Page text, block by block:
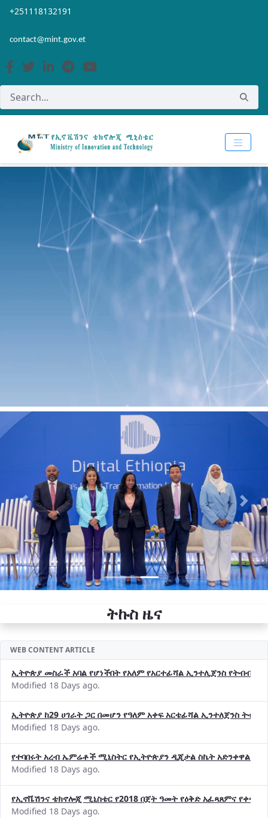
Skip to Main Content
Open Accessibility Menu
+251118132191
contact@mint.gov.et
Previous Next
ትኩስ ዜና
WEB CONTENT ARTICLE
ኢትዮጵያ መስራች አባል የሆነችበት የአለም የአርተፊሻል ኢንተሊጀንስ የትብብር
Modified 18 Days ago.
ኢትዮጵያ ከ29 ሀገራት ጋር በመሆን የዓለም አቀፍ አርቴፊሻል ኢንተለጀንስ
Modified 18 Days ago.
የተባበሩት አረብ ኤምሬቶች ሚኒስትር የኢትዮጵያን ዲጂታል ስኬት አድንቀዋል
Modified 18 Days ago.
የኢኖቬሽንና ቴክኖሎጂ ሚኒስቴር የ2018 በጀት ዓመት የዕቅድ አፈጻጸምና
Modified 18 Days ago.